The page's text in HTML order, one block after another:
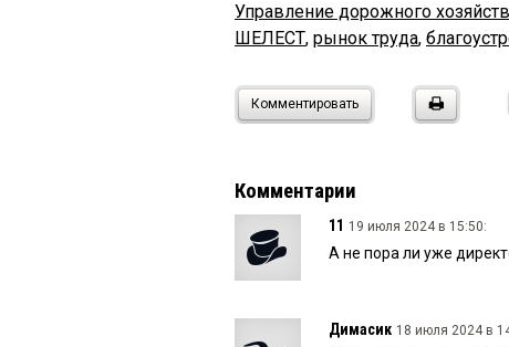
Управление дорожного
ШЕЛЕСТ, рынок труда,
Комментировать
Комментарии
11 19 июля 2024 в 15:50:
А не пора ли уже
Димасик 18 июля 2024 в